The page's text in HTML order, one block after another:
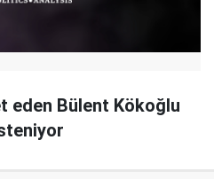
eden Bülent Kökoğlu